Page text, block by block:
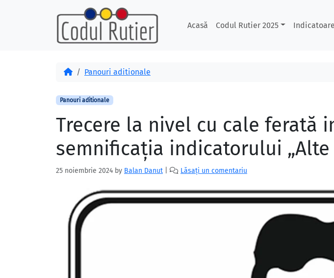
Acasă Codul Rutier 2025
AcasăPanouri aditionale
Panouri aditionale
Trecere la nivel cu cale ferată
semnificația indicatorului „Alte
25 noiembrie 2024 by Balan Danut Lăsați un comentariu